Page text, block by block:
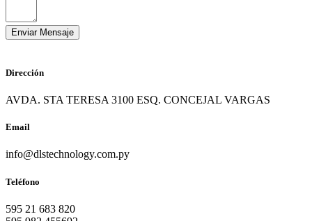
Dirección
AVDA. STA TERESA 3100 ESQ. CONCEJAL VARGAS
Email
info@dlstechnology.com.py
Teléfono
595 21 683 820